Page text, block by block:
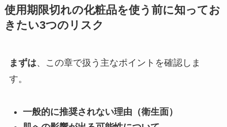
使用期限切れの化粧品を使う前に知ってお
きたい3つのリスク
まずは、この章で扱う主なポイントを確認しま
す。
一般的に推奨されない理由（衛生面）